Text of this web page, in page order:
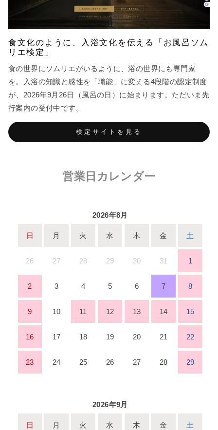
食文化のように、入浴文化を伝える「お風呂ソム
リエ検定」
食の世界にソムリエがいるように、浴の世界にも専門家
を。入浴の知識と感性を「職能」に変える4段階の認定制度
が、2026年9月26日（風呂の日）に始まります。ただいま先
行案内の受付中です。
検定サイトを見る
営業日カレンダー
2026年8月
日 月 火 水 木 金 土
26 27 28 29 30 31 1
2 3 4 5 6 7 8
9 10 11 12 13 14 15
16 17 18 19 20 21 22
23 24 25 26 27 28 29
2026年9月
日 月 火 水 木 金 土